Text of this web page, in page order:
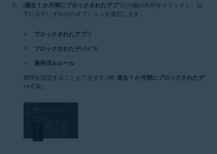
[過去 1 か月間にブロックされたアプリ] の横の矢印をクリックし、以
下に示すいずれかのオプションを選択します。
ブロックされたアプリ
ブロックされたデバイス
適用済みルール
期間を指定することもできます (例: 過去 1 か月間にブロックされたデ
バイス)。